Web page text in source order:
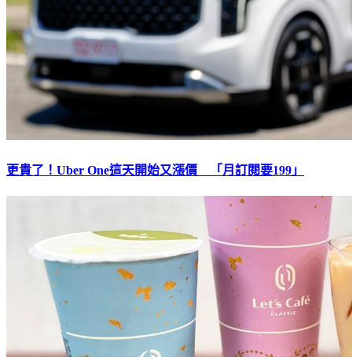
更貴了！Uber One這天開始又漲價 「月訂閱要199」